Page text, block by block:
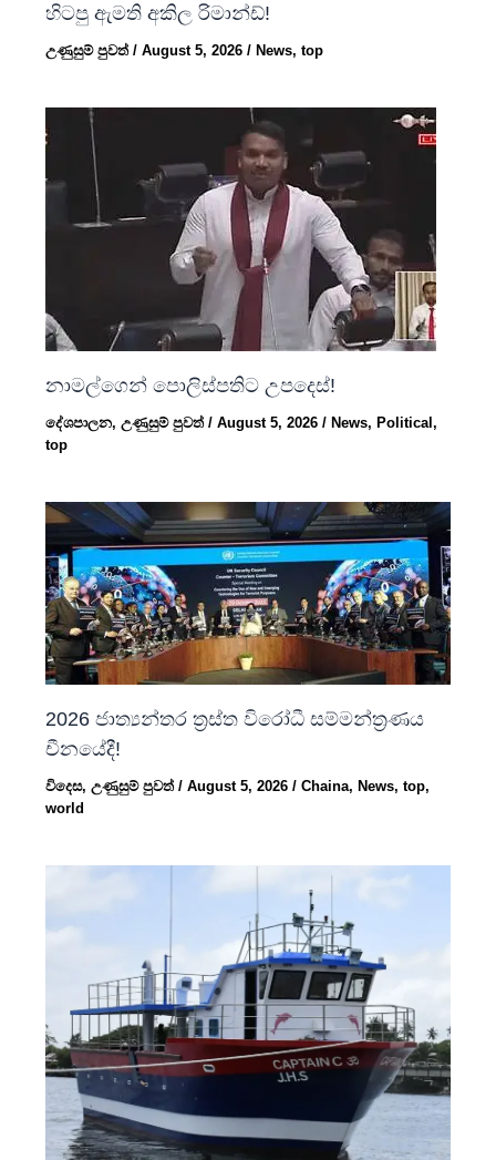
හිටපු ඇමති අකිල රිමාන්ඩ්!
උණුසුම් පුවත්/August 5, 2026/ News,top
නාමල්ගෙන් පොලිස්පතිට උපදෙස්!
දේශපාලන,උණුසුම් පුවත්/August 5, 2026/ News, Political,
top
2026 ජාත්‍යන්තර ත්‍රස්ත විරෝධී සම්මන්ත්‍රණය
චීනයේදී!
විදෙස,උණුසුම් පුවත්/August 5, 2026/Chaina, News,top,
world